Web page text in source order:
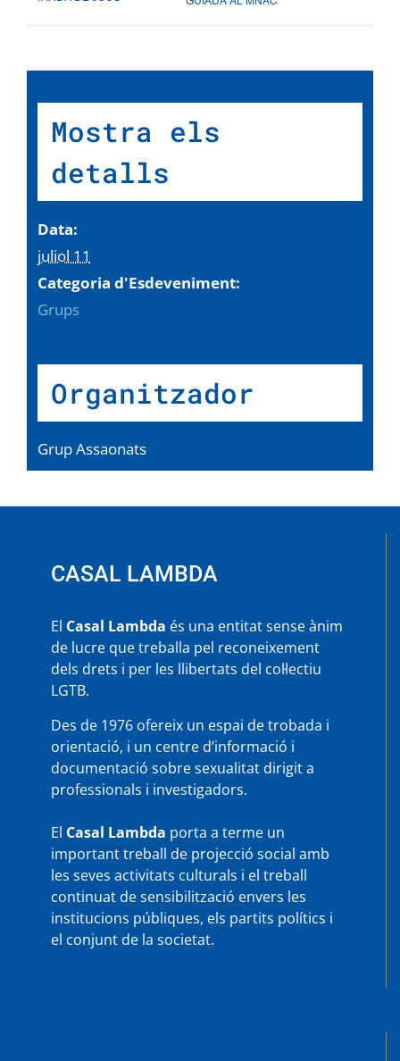
Mostra els
detalls
Data:
juliol 11
Categoria d'Esdeveniment:
Grups
Organitzador
Grup Assaonats
CASAL LAMBDA
El Casal Lambda és una entitat sense ànim
de lucre que treballa pel reconeixement
dels drets i per les llibertats del col·lectiu
LGTB.
Des de 1976 ofereix un espai de trobada i
orientació, i un centre d’informació i
documentació sobre sexualitat dirigit a
professionals i investigadors.
El Casal Lambda porta a terme un
important treball de projecció social amb
les seves activitats culturals i el treball
continuat de sensibilització envers les
institucions públiques, els partits polítics i
el conjunt de la societat.